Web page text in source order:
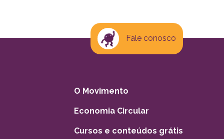
Fale conosco
O Movimento
Economia Circular
Cursos e conteúdos grátis